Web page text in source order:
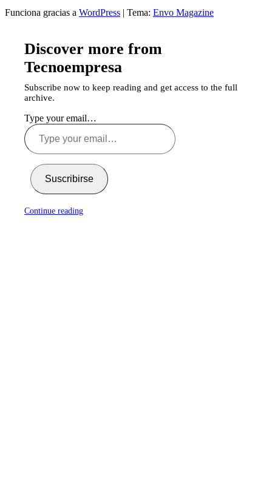
Funciona gracias a WordPress | Tema: Envo Magazine
Discover more from
Tecnoempresa
Subscribe now to keep reading and get access to the full
archive.
Type your email…
Suscribirse
Continue reading